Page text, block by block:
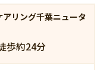
リング千葉ニュータ
歩約24分